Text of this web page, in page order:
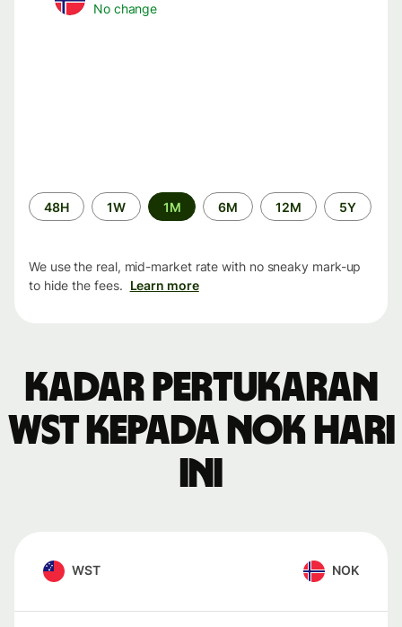
No change
Time
period
48H 1W 1M 6M 12M 5Y
We use the real, mid-market rate with no sneaky mark-up
to hide the fees. Learn more
Kadar pertukaran
WST kepada NOK hari
ini
WST NOK